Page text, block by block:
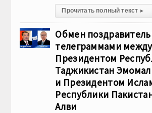
Прочитать полный текст ▸
Обмен
телеграммами между
Президентом
Таджикистан
и Президентом
Республики
Алви